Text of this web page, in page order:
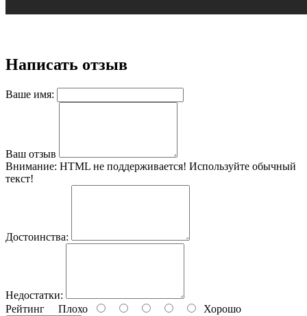
Написать отзыв
Ваше имя:
Ваш отзыв
Внимание: HTML не поддерживается! Используйте обычный
текст!
Достоинства:
Недостатки:
Рейтинг Плохо Хорошо